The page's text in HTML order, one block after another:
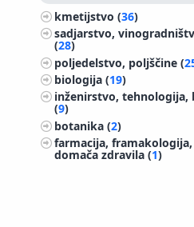
kmetijstvo (36)
sadjarstvo,
(28)
poljedelstvo, poljščine (
biologija (19)
inženirstvo, tehnologija,
(9)
botanika (2)
farmacija,
domača zdravila (1)